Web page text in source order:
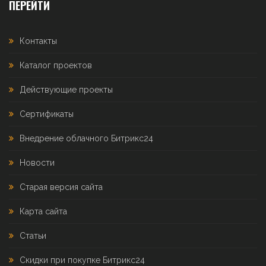
ПЕРЕЙТИ
Контакты
Каталог проектов
Действующие проекты
Сертификаты
Внедрение облачного Битрикс24
Новости
Старая версия сайта
Карта сайта
Статьи
Скидки при покупке Битрикс24